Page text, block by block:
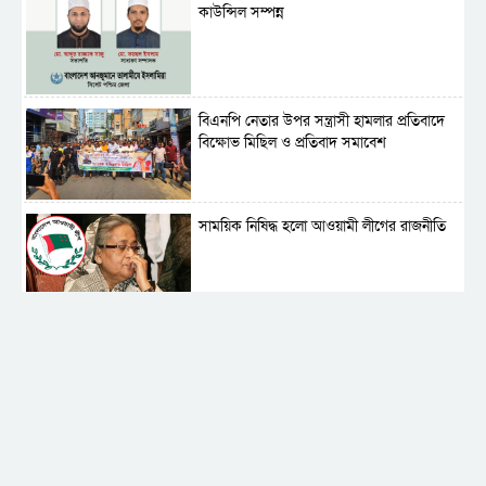
কাউন্সিল সম্পন্ন
বিএনপি নেতার উপর সন্ত্রাসী হামলার প্রতিবাদে
বিক্ষোভ মিছিল ও প্রতিবাদ সমাবেশ
সাময়িক নিষিদ্ধ হলো আওয়ামী লীগের রাজনীতি